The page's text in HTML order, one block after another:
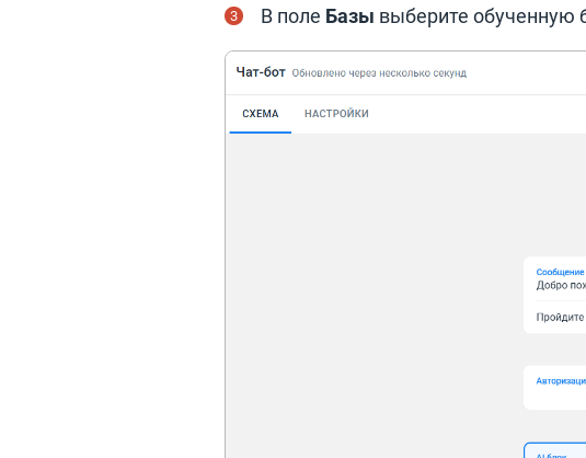
В поле Базы выберите обученную